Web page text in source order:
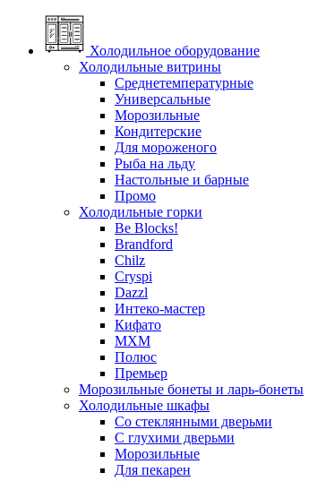
Холодильное оборудование
Холодильные витрины
Среднетемпературные
Универсальные
Морозильные
Кондитерские
Для мороженого
Рыба на льду
Настольные и барные
Промо
Холодильные горки
Be Blocks!
Brandford
Chilz
Cryspi
Dazzl
Интеко-мастер
Кифато
МХМ
Полюс
Премьер
Морозильные бонеты и ларь-бонеты
Холодильные шкафы
Со стеклянными дверьми
С глухими дверьми
Морозильные
Для пекарен